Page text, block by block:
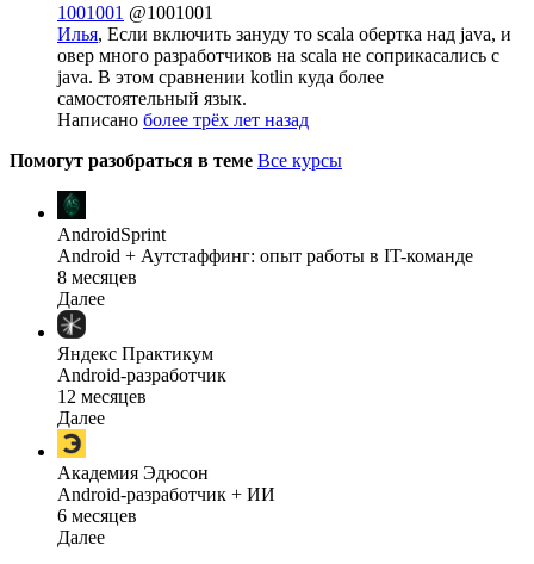
1001001 @1001001
Илья, Если включить зануду то scala обертка над java, и
овер много разработчиков на scala не соприкасались с
java. В этом сравнении kotlin куда более
самостоятельный язык.
Написано более трёх лет назад
Помогут разобраться в теме Все курсы
AndroidSprint
Android + Аутстаффинг: опыт работы в IT-команде
8 месяцев
Далее
Яндекс Практикум
Android-разработчик
12 месяцев
Далее
Академия Эдюсон
Android-разработчик + ИИ
6 месяцев
Далее